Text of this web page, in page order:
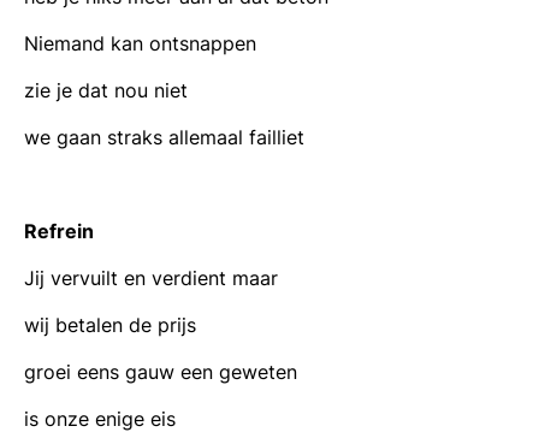
Niemand kan ontsnappen
zie je dat nou niet
we gaan straks allemaal failliet
Refrein
Jij vervuilt en verdient maar
wij betalen de prijs
groei eens gauw een geweten
is onze enige eis